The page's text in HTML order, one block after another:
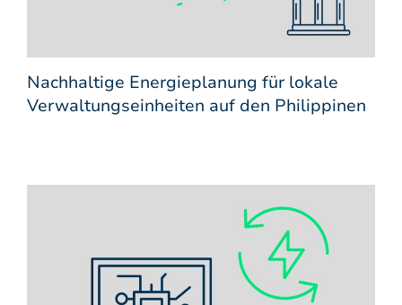
Nachhaltige Energieplanung für lokale
Verwaltungseinheiten auf den Philippinen